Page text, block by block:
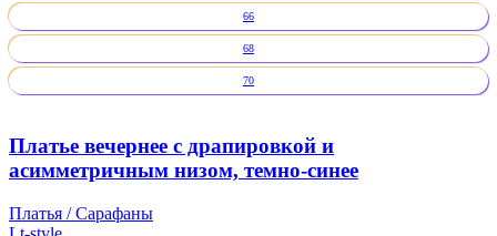
66
68
70
Платье вечернее с драпировкой и
асимметричным низом, темно-синее
Платья / Сарафаны